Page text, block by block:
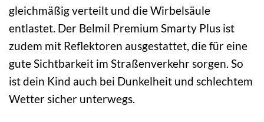
gleichmäßig verteilt und die Wirbelsäule
entlastet. Der Belmil Premium Smarty Plus ist
zudem mit Reflektoren ausgestattet, die für eine
gute Sichtbarkeit im Straßenverkehr sorgen. So
ist dein Kind auch bei Dunkelheit und schlechtem
Wetter sicher unterwegs.